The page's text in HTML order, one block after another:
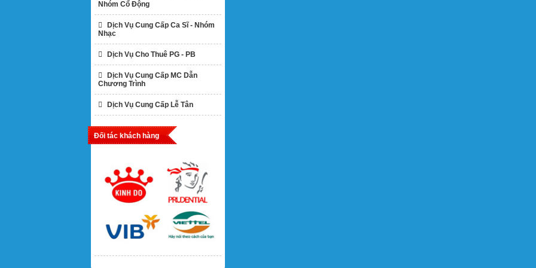
Nhóm Cổ Động
Dịch Vụ Cung Cấp Ca Sĩ - Nhóm
Nhạc
Dịch Vụ Cho Thuê PG - PB
Dịch Vụ Cung Cấp MC Dẫn
Chương Trình
Dịch Vụ Cung Cấp Lễ Tân
Đối tác khách hàng